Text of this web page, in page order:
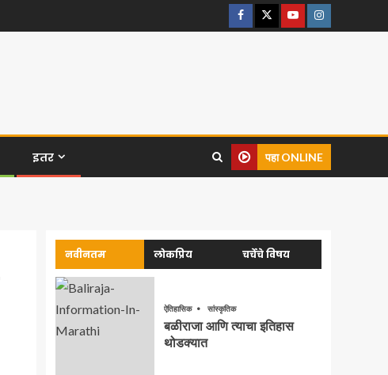
इतर पहा ONLINE
नवीनतम लोकप्रिय चर्चेचे विषय
ऐतिहासिक सांस्कृतिक
बळीराजा आणि त्याचा इतिहास
थोडक्यात